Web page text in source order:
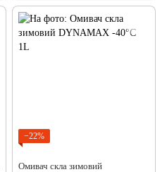
−22%
Омивач скла зимовий